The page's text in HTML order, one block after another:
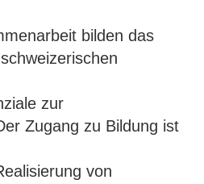
bilden das
zur
Zugang zu Bildung ist
von